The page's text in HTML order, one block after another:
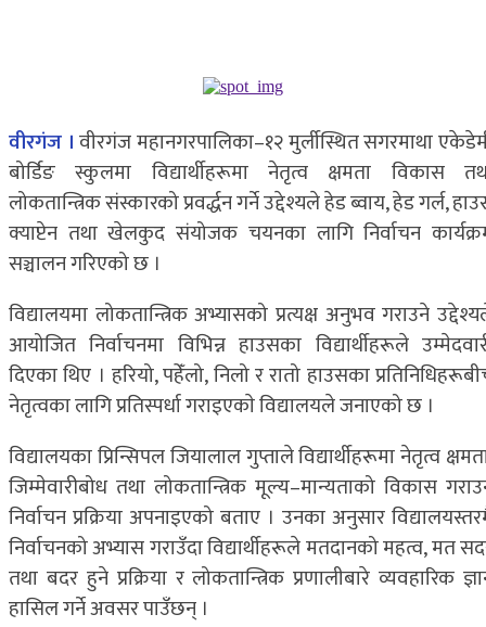
वीरगंज ।वीरगंज महानगरपालिका–१२ मुर्लीस्थित सगरमाथा
बोर्डिङ स्कुलमा विद्यार्थीहरूमा नेतृत्व क्षमता विकास
लोकतान्त्रिक संस्कारको प्रवर्द्धन गर्ने उद्देश्यले हेड ब्वाय, हेड गर्ल,
क्याप्टेन तथा खेलकुद संयोजक चयनका लागि निर्वाचन
सञ्चालन गरिएको छ ।
विद्यालयमा लोकतान्त्रिक अभ्यासको प्रत्यक्ष अनुभव गराउने
आयोजित निर्वाचनमा विभिन्न हाउसका विद्यार्थीहरूले
दिएका थिए । हरियो, पहेँलो, निलो र रातो हाउसका
नेतृत्वका लागि प्रतिस्पर्धा गराइएकाे विद्यालयले जनाएको छ ।
विद्यालयका प्रिन्सिपल जियालाल गुप्ताले विद्यार्थीहरूमा नेतृत्व
जिम्मेवारीबोध तथा लोकतान्त्रिक मूल्य–मान्यताको विकास
निर्वाचन प्रक्रिया अपनाइएको बताए । उनका अनुसार
निर्वाचनको अभ्यास गराउँदा विद्यार्थीहरूले मतदानको महत्व, मत
तथा बदर हुने प्रक्रिया र लोकतान्त्रिक प्रणालीबारे व्यवहारिक
हासिल गर्ने अवसर पाउँछन् ।